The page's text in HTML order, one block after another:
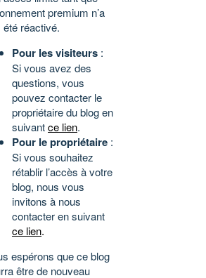
premium n’a
été réactivé.
Pour les visiteurs :
Si vous avez des
questions, vous
pouvez contacter le
propriétaire du blog en
suivantce lien.
Pour le propriétaire :
Si vous souhaitez
rétablir l’accès à votre
blog, nous vous
invitons à nous
contacter en suivant
ce lien.
espérons que ce blog
être de nouveau